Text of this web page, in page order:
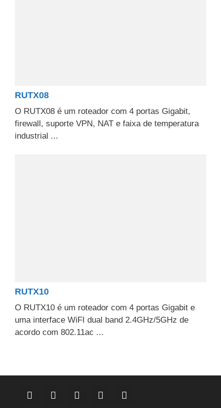
RUTX08
O RUTX08 é um roteador com 4 portas Gigabit,
firewall, suporte VPN, NAT e faixa de temperatura
industrial ...
RUTX10
O RUTX10 é um roteador com 4 portas Gigabit e
uma interface WiFI dual band 2.4GHz/5GHz de
acordo com 802.11ac ...